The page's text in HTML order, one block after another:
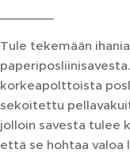
Tule tekemään
korkeapolttoista
sekoitettu
jolloin savesta tulee
että se hohtaa valoa